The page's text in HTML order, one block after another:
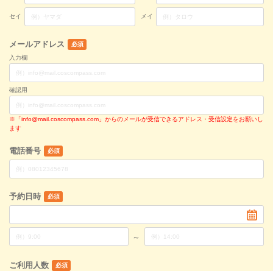
セイ メイ
メールアドレス
必須
入力欄
確認用
※「info@mail.coscompass.com」からのメールが受信できるアドレス・受信設定をお願いし
ます
電話番号 必須
予約日時 必須
～
ご利用人数 必須